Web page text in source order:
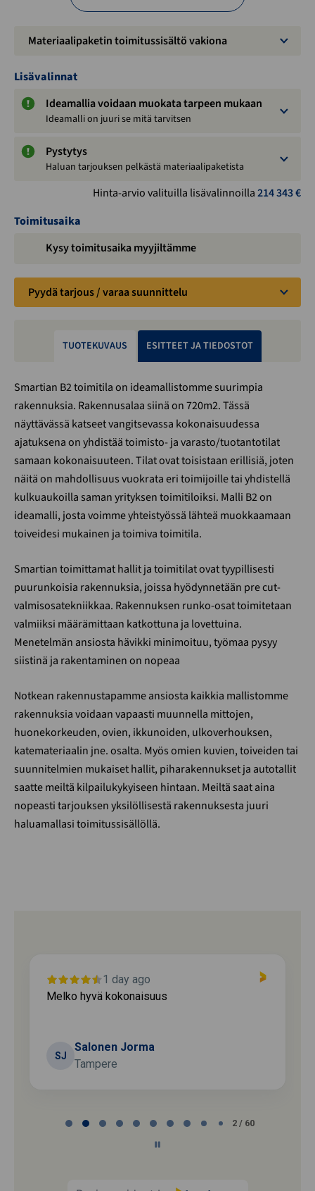
Materiaalipaketin toimitussisältö vakiona
Lisävalinnat
Ideamallia voidaan muokata tarpeen mukaan
Ideamalli on juuri se mitä tarvitsen
Pystytys
Haluan tarjouksen pelkästä materiaalipaketista
Hinta-arvio valituilla lisävalinnoilla214 343€
Toimitusaika
Kysy toimitusaika myyjiltämme
Pyydä tarjous / varaa suunnittelu
TUOTEKUVAUS ESITTEET JA TIEDOSTOT
Smartian B2 toimitila on ideamallistomme suurimpia
rakennuksia. Rakennusalaa siinä on 720m2. Tässä
näyttävässä katseet vangitsevassa kokonaisuudessa
ajatuksena on yhdistää toimisto- ja varasto/tuotantotilat
samaan kokonaisuuteen. Tilat ovat toisistaan erillisiä, joten
näitä on mahdollisuus vuokrata eri toimijoille tai yhdistellä
kulkuaukoilla saman yrityksen toimitiloiksi. Malli B2 on
ideamalli, josta voimme yhteistyössä lähteä muokkaamaan
toiveidesi mukainen ja toimiva toimitila.
Smartian toimittamat hallit ja toimitilat ovat tyypillisesti
puurunkoisia rakennuksia, joissa hyödynnetään pre cut-
valmisosatekniikkaa. Rakennuksen runko-osat toimitetaan
valmiiksi määrämittaan katkottuna ja lovettuina.
Menetelmän ansiosta hävikki minimoituu, työmaa pysyy
siistinä ja rakentaminen on nopeaa
Notkean rakennustapamme ansiosta kaikkia mallistomme
rakennuksia voidaan vapaasti muunnella mittojen,
huonekorkeuden, ovien, ikkunoiden, ulkoverhouksen,
katemateriaalin jne. osalta. Myös omien kuvien, toiveiden tai
suunnitelmien mukaiset hallit, piharakennukset ja autotallit
saatte meiltä kilpailukykyiseen hintaan. Meiltä saat aina
nopeasti tarjouksen yksilöllisestä rakennuksesta juuri
haluamallasi toimitussisällöllä.
1 day ago
Melko hyvä kokonaisuus
SJ
Salonen Jorma
Tampere
2 / 60